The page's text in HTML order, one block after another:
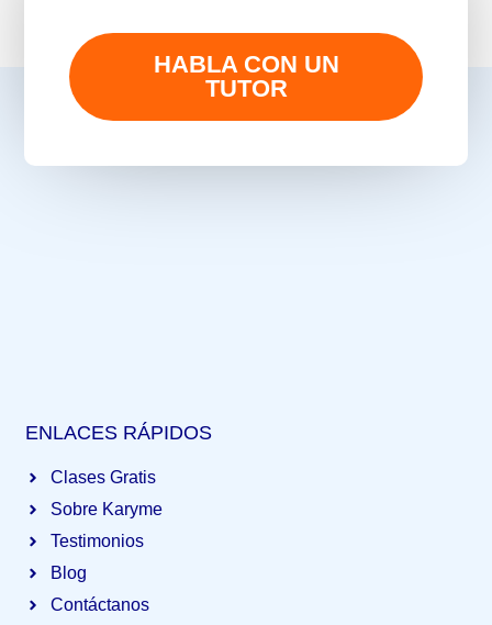
HABLA CON UN
TUTOR
ENLACES RÁPIDOS
Clases Gratis
Sobre Karyme
Testimonios
Blog
Contáctanos